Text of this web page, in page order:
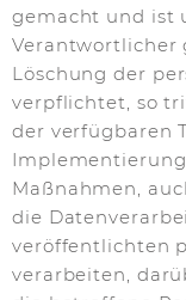
gemacht und ist
Verantwortlicher
Löschung der
verpflichtet, so
der verfügbaren
Maßnahmen,
die
veröffentlichten
verarbeiten,